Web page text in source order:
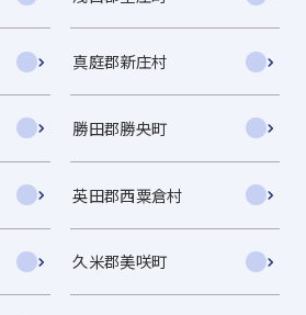
真庭郡新庄村
勝田郡勝央町
英田郡西粟倉村
久米郡美咲町